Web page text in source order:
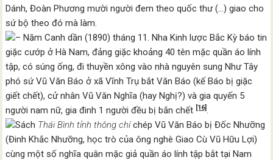
Dánh, Đoàn Phương mười người đem theo quốc thư (…) giao cho
sứ bộ theo đó mà làm.
– Năm Canh dần (1890) tháng 11. Nha Kinh lược Bắc Kỳ báo tin
giặc cướp ở Hà Nam, đảng giặc khoảng 40 tên mặc quần áo lính
tập, có súng ống, đi thuyền xông vào nhà nguyên sung Như Tây
phó sứ Vũ Văn Báo ở xã Vĩnh Trụ bắt Văn Báo (kế Báo bị giặc
giết chết), cử nhân Vũ Văn Nghĩa (hay Nghị?) và gia quyến 5
người nam nữ, gia đinh 1 người đều bị bắn chết
[16].
Sách Thái Bình tỉnh thông chíchép Vũ Văn Báo bị Đốc Nhưỡng
(Đinh Khắc Nhưỡng, học trò của ông nghè Giao Cù Vũ Hữu Lợi)
cùng một số nghĩa quân mặc giả quần áo lính tập bắt tại Nam